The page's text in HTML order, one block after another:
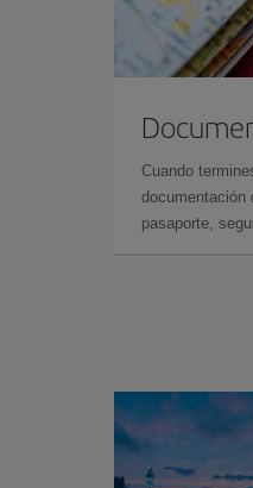
Cuando
documentación
pasaporte,